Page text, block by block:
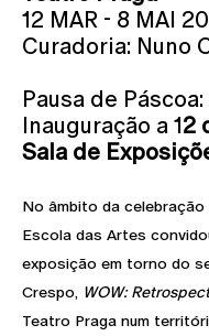
12 MAR - 8 MAI
Curadoria: Nuno
Pausa de
Inauguração a 12
Sala de
No âmbito da
Escola das Artes
exposição em torno do
Crespo, WOW:
Teatro Praga num